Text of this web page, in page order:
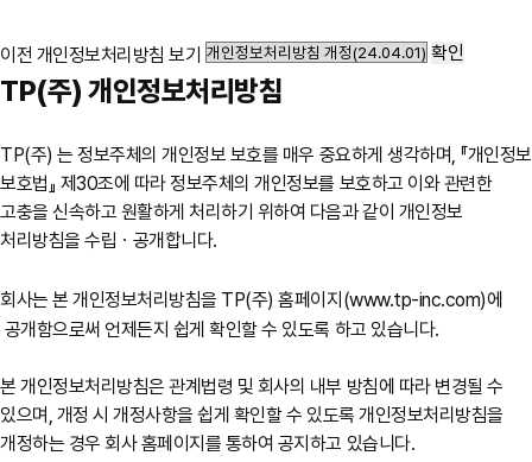
이전 개인정보처리방침 보기 확인
TP(주) 개인정보처리방침
TP(주) 는 정보주체의 개인정보 보호를 매우 중요하게 생각하며, 『개인정보
보호법』 제30조에 따라 정보주체의 개인정보를 보호하고 이와 관련한
고충을 신속하고 원활하게 처리하기 위하여 다음과 같이 개인정보
처리방침을 수립ㆍ공개합니다.
회사는 본 개인정보처리방침을 TP(주) 홈페이지(www.tp-inc.com)에
공개함으로써 언제든지 쉽게 확인할 수 있도록 하고 있습니다.
본 개인정보처리방침은 관계법령 및 회사의 내부 방침에 따라 변경될 수
있으며, 개정 시 개정사항을 쉽게 확인할 수 있도록 개인정보처리방침을
개정하는 경우 회사 홈페이지를 통하여 공지하고 있습니다.